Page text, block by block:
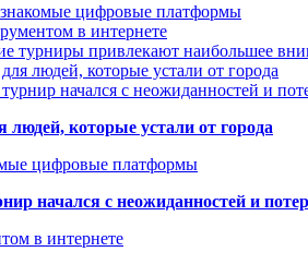
цифровые платформы
в интернете
турниры привлекают наибольшее
людей, которые устали от города
начался с неожиданностей и
которые устали от города
цифровые платформы
начался с неожиданностей и
в интернете